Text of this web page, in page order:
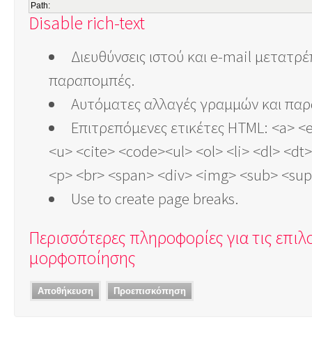
Path:
Disable rich-text
Διευθύνσεις ιστού και e-mail
παραπομπές.
Αυτόματες αλλαγές γραμμών και
Επιτρεπόμενες ετικέτες HTML: <a>
<u> <cite> <code><ul> <ol> <li> <dl>
<p> <br> <span> <div> <img> <sub>
Use to create page breaks.
Περισσότερες πληροφορίες για τις
μορφοποίησης